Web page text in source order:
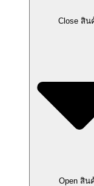
Close สิน
Open สิน